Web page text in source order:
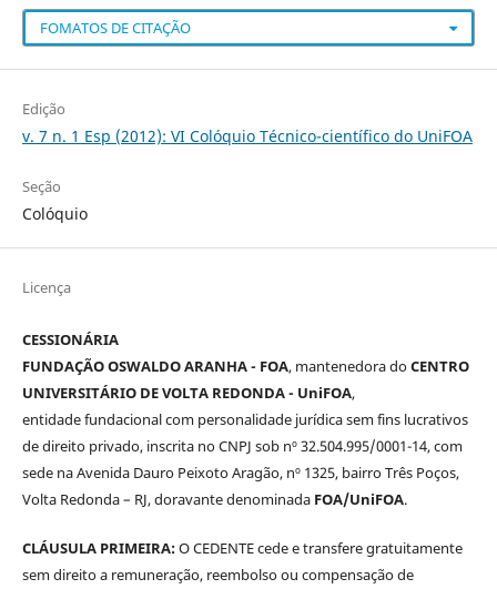
FOMATOS DE CITAÇÃO
Edição
v. 7 n. 1 Esp (2012): VI Colóquio Técnico-científico do UniFOA
Seção
Colóquio
Licença
CESSIONÁRIA
FUNDAÇÃO OSWALDO ARANHA - FOA, mantenedora doCENTRO
UNIVERSITÁRIO DE VOLTA REDONDA - UniFOA,
entidade fundacional com personalidade jurídica sem fins lucrativos
de direito privado, inscrita no CNPJ sob nº 32.504.995/0001-14, com
sede na Avenida Dauro Peixoto Aragão, nº 1325, bairro Três Poços,
Volta Redonda – RJ, doravante denominada FOA/UniFOA.
CLÁUSULA PRIMEIRA:O CEDENTE cede e transfere gratuitamente
sem direito a remuneração, reembolso ou compensação de